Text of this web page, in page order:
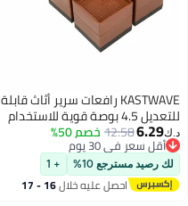
KASTWAVE رافعات سرير أثاث قابلة
للتعديل 4.5 بوصة قوية للاستخدام
الثقيل لطاولة وأريكة وإطار سرير (4
قطع)
د.ك‏6.29
12.58خصم 50%
أقل سعر في 30 يوم
أقل سعر في 30 يوم
لك رصيد مسترجع 10% + 1
احصل عليه خلال 16 - 17